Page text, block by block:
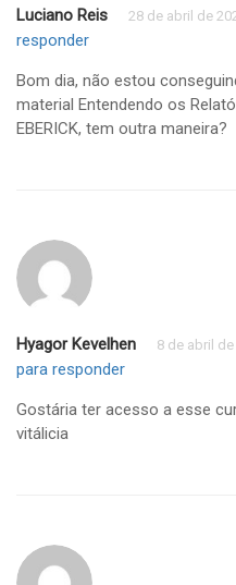
Luciano Reis 28 de abril de
responder
Bom dia, não estou
material Entendendo os
EBERICK, tem outra maneira?
Hyagor Kevelhen 8 de abril
para responder
Gostária ter acesso a esse
vitálicia